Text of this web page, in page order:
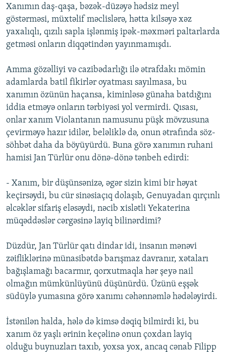
Xanımın daş-qaşa, bəzək-düzəyə hədsiz meyl
göstərməsi, müxtəlif məclislərə, hətta kilsəyə xəz
yaxalıqlı, qızılı sapla işlənmiş ipək-məxməri paltarlarda
getməsi onların diqqətindən yayınmamışdı.
Amma gözəlliyi və cazibədarlığı ilə ətrafdakı mömin
adamlarda batil fikirlər oyatması sayılmasa, bu
xanımın özünün haçansa, kiminləsə günaha batdığını
iddia etməyə onların tərbiyəsi yol vermirdi. Qısası,
onlar xanım Violantanın namusunu püşk mövzusuna
çevirməyə hazır idilər, beləliklə də, onun ətrafında söz-
söhbət daha da böyüyürdü. Buna görə xanımın ruhani
hamisi Jan Türlür onu dönə-dönə tənbeh edirdi:
- Xanım, bir düşünsənizə, əgər sizin kimi bir həyat
keçirsəydi, bu cür sinəsiaçıq dolaşıb, Genuyadan qırçınlı
əlcəklər sifariş eləsəydi, nəcib xislətli Yekaterina
müqəddəslər cərgəsinə layiq bilinərdimi?
Düzdür, Jan Türlür qatı dindar idi, insanın mənəvi
zəifliklərinə münasibətdə barışmaz davranır, xətaları
bağışlamağı bacarmır, qorxutmaqla hər şeyə nail
olmağın mümkünlüyünü düşünürdü. Üzünü eşşək
südüylə yumasına görə xanımı cəhənnəmlə hədələyirdi.
İstənilən halda, hələ də kimsə dəqiq bilmirdi ki, bu
xanım öz yaşlı ərinin keçəlinə onun çoxdan layiq
olduğu buynuzları taxıb, yoxsa yox, ancaq cənab Filipp